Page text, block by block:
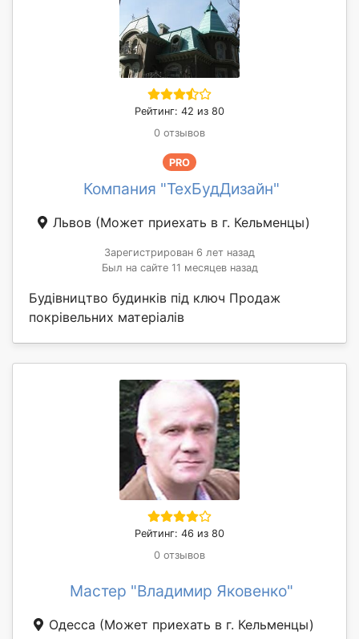
Рейтинг: 42 из 80
0 отзывов
PRO
Компания "ТехБудДизайн"
Львов (Может приехать в г. Кельменцы)
Зарегистрирован 6 лет назад
Был на сайте 11 месяцев назад
Будівництво будинків під ключ Продаж
покрівельних матеріалів
Рейтинг: 46 из 80
0 отзывов
Мастер "Владимир Яковенко"
Одесса (Может приехать в г. Кельменцы)